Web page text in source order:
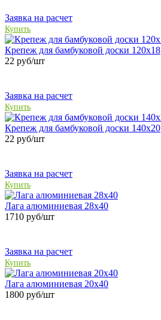
Заявка на расчет
Купить
Крепеж для бамбуковой доски 120x18
22 руб/шт
Заявка на расчет
Купить
Крепеж для бамбуковой доски 140х20
22 руб/шт
Заявка на расчет
Купить
Лага алюминиевая 28х40
1710 руб/шт
Заявка на расчет
Купить
Лага алюминиевая 20х40
1800 руб/шт